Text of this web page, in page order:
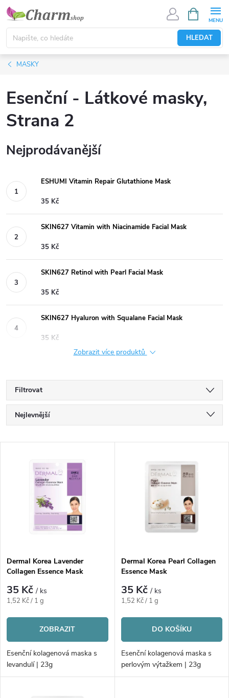
Přejít
obsah
HLEDAT
NÁKUPNÍ
KOŠÍK
MASKY
Esenční - Látkové masky,
Strana 2
Nejprodávanější
ESHUMI Vitamin Repair Glutathione Mask
35 Kč
SKIN627 Vitamin with Niacinamide Facial Mask
35 Kč
SKIN627 Retinol with Pearl Facial Mask
35 Kč
SKIN627 Hyaluron with Squalane Facial Mask
35 Kč
Zobrazit více produktů
Filtrovat
Ř
a
p
r
o
d
u
Nejlevnější
Abecedně
s
p
r
o
d
u
Dermal Korea Lavender
Collagen Essence Mask
35 Kč/ ks
Měrná
1,52 Kč / 1 g
ZOBRAZIT
Esenční kolagenová maska s
levandulí | 23g
Dermal Korea Pearl Collagen
Essence Mask
35 Kč/ ks
Měrná
1,52 Kč / 1 g
DO KOŠÍKU
Esenční kolagenová maska s
perlovým výtažkem | 23g